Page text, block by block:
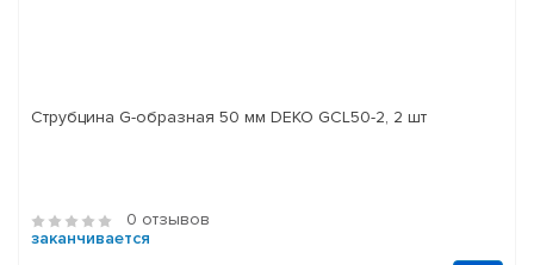
Струбцина G-образная 50 мм DEKO GCL50-2, 2 шт
0 отзывов
заканчивается